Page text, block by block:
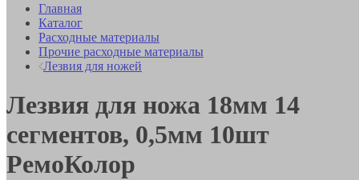
Главная
Каталог
Расходные материалы
Прочие расходные материалы
Лезвия для ножей
Лезвия для ножа 18мм 14
сегментов, 0,5мм 10шт
РемоКолор